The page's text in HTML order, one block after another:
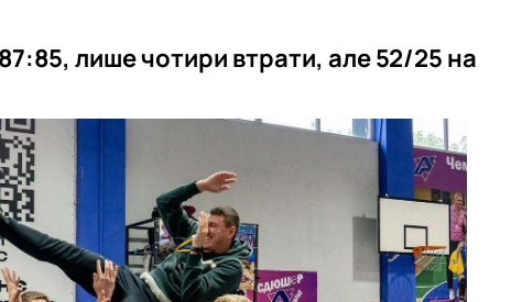
лише чотири втрати, але 52/25 на